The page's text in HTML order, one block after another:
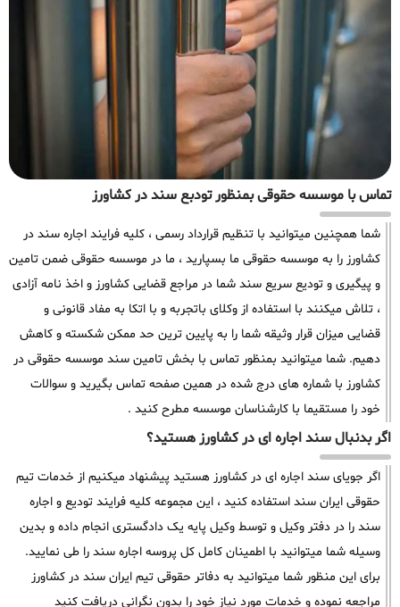
تماس با موسسه حقوقی بمنظور تودبع سند در کشاورز
شما همچنین میتوانید با تنظیم قرارداد رسمی ، کلیه فرایند اجاره سند در
کشاورز را به موسسه حقوقی ما بسپارید ، ما در موسسه حقوقی ضمن تامین
و پیگیری و تودیع سریع سند شما در مراجع قضایی کشاورز و اخذ نامه آزادی
، تلاش میکنند با استفاده از وکلای باتجربه و با اتکا به مفاد قانونی و
قضایی میزان قرار وثیقه شما را به پایین ترین حد ممکن شکسته و کاهش
دهیم. شما میتوانید بمنظور تماس با بخش تامین سند موسسه حقوقی در
کشاورز با شماره های درج شده در همین صفحه تماس بگیرید و سوالات
خود را مستقیما با کارشناسان موسسه مطرح کنید .
اگر بدنبال سند اجاره ای در کشاورز هستید؟
اگر جویای سند اجاره ای در کشاورز هستید پیشنهاد میکنیم از خدمات تیم
حقوقی ایران سند استفاده کنید ، این مجموعه کلیه فرایند تودیع و اجاره
سند را در دفتر وکیل و توسط وکیل پایه یک دادگستری انجام داده و بدین
وسیله شما میتوانید با اطمینان کامل کل پروسه اجاره سند را طی نمایید.
برای این منظور شما میتوانید به دفاتر حقوقی تیم ایران سند در کشاورز
مراجعه نموده و خدمات مورد نیاز خود را بدون نگرانی دریافت کنید